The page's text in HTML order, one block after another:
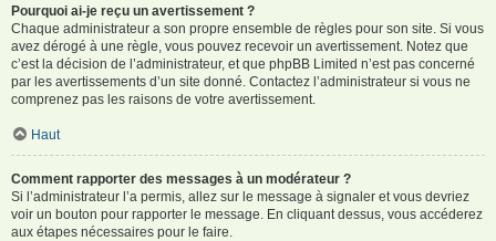
Pourquoi ai-je reçu un avertissement ?
Chaque administrateur a son propre ensemble de règles pour son site. Si vous
avez dérogé à une règle, vous pouvez recevoir un avertissement. Notez que
c’est la décision de l’administrateur, et que phpBB Limited n’est pas concerné
par les avertissements d’un site donné. Contactez l’administrateur si vous ne
comprenez pas les raisons de votre avertissement.
Haut
Comment rapporter des messages à un modérateur ?
Si l’administrateur l’a permis, allez sur le message à signaler et vous devriez
voir un bouton pour rapporter le message. En cliquant dessus, vous accéderez
aux étapes nécessaires pour le faire.